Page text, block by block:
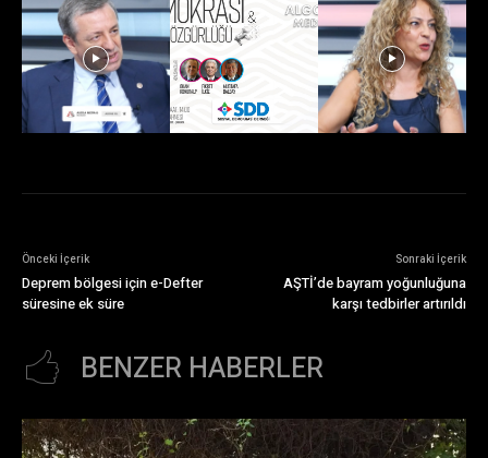
Önceki İçerik
Deprem bölgesi için e-Defter
süresine ek süre
Sonraki İçerik
AŞTİ’de bayram yoğunluğuna
karşı tedbirler artırıldı
BENZER HABERLER